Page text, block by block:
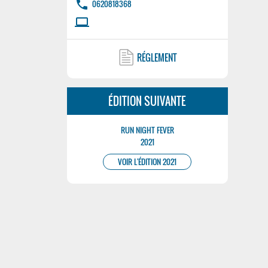
phone 0620818368
laptop
RÉGLEMENT
ÉDITION SUIVANTE
RUN NIGHT FEVER
2021
VOIR L'ÉDITION 2021